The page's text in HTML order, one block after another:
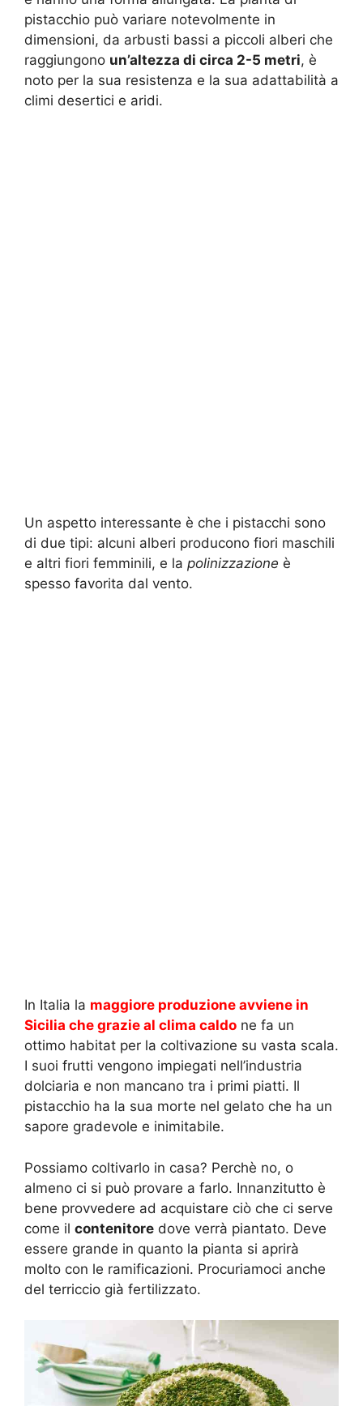
pistacchio può variare notevolmente in
dimensioni, da arbusti bassi a piccoli alberi che
raggiungono un’altezza di circa 2-5 metri, è
noto per la sua resistenza e la sua adattabilità a
climi desertici e aridi.
Un aspetto interessante è che i pistacchi sono
di due tipi: alcuni alberi producono fiori maschili
e altri fiori femminili, e la polinizzazione è
spesso favorita dal vento.
In Italia la maggiore produzione avviene in
Sicilia che grazie al clima caldo ne fa un
ottimo habitat per la coltivazione su vasta scala.
I suoi frutti vengono impiegati nell’industria
dolciaria e non mancano tra i primi piatti. Il
pistacchio ha la sua morte nel gelato che ha un
sapore gradevole e inimitabile.
Possiamo coltivarlo in casa? Perchè no, o
almeno ci si può provare a farlo. Innanzitutto è
bene provvedere ad acquistare ciò che ci serve
come il contenitore dove verrà piantato. Deve
essere grande in quanto la pianta si aprirà
molto con le ramificazioni. Procuriamoci anche
del terriccio già fertilizzato.